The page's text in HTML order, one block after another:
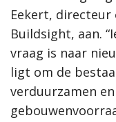
Eekert, directeur
Buildsight, aan.
vraag is naar
ligt om de
verduurzamen